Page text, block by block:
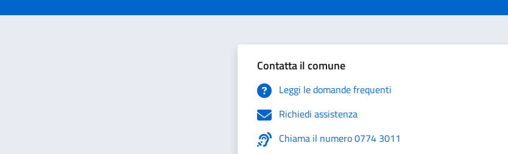
Contatta il comune
Leggi le domande frequenti
Richiedi assistenza
Chiama il numero 0774 3011